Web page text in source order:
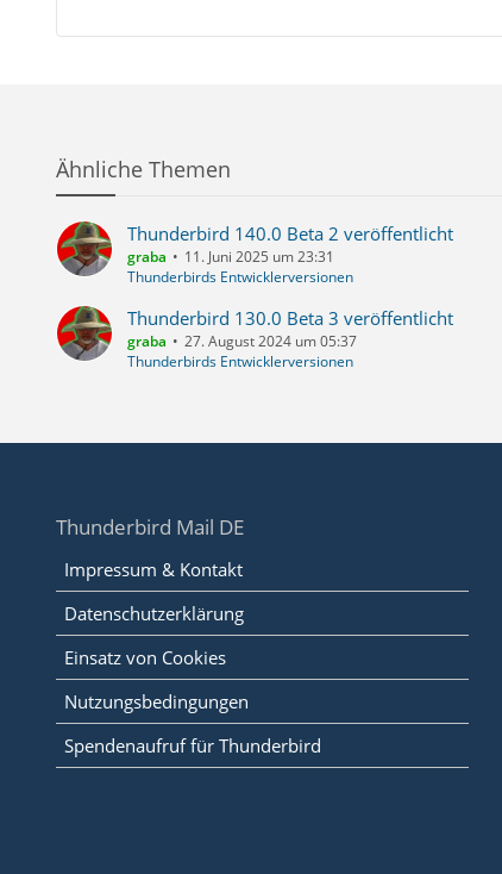
Ähnliche Themen
Thunderbird 140.0 Beta 2 veröffentlicht
graba
11. Juni 2025 um 23:31
Thunderbirds Entwicklerversionen
Thunderbird 130.0 Beta 3 veröffentlicht
graba
27. August 2024 um 05:37
Thunderbirds Entwicklerversionen
Thunderbird Mail DE
Impressum & Kontakt
Datenschutzerklärung
Einsatz von Cookies
Nutzungsbedingungen
Spendenaufruf für Thunderbird